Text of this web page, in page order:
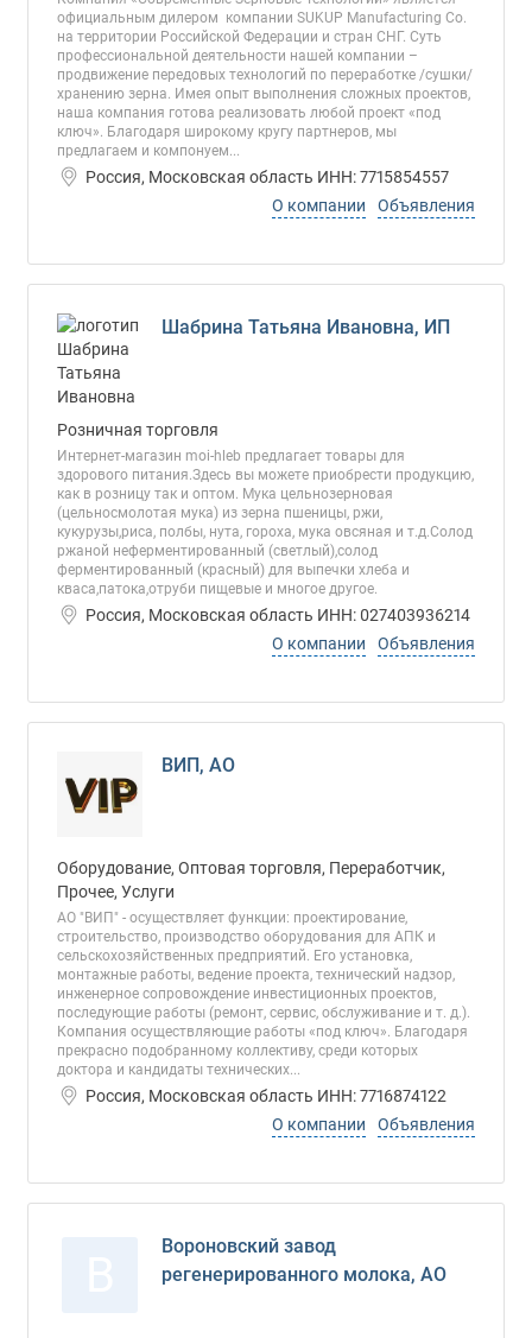
официальным дилером компании SUKUP Manufacturing Co.
на территории Российской Федерации и стран СНГ. Суть
профессиональной деятельности нашей компании –
продвижение передовых технологий по переработке /сушки/
хранению зерна. Имея опыт выполнения сложных проектов,
наша компания готова реализовать любой проект «под
ключ». Благодаря широкому кругу партнеров, мы
предлагаем и компонуем...
Россия, Московская область ИНН: 7715854557
О компании
Объявления
Шабрина Татьяна Ивановна, ИП
Розничная торговля
Интернет-магазин moi-hleb предлагает товары для
здорового питания.Здесь вы можете приобрести продукцию,
как в розницу так и оптом. Мука цельнозерновая
(цельносмолотая мука) из зерна пшеницы, ржи,
кукурузы,риса, полбы, нута, гороха, мука овсяная и т.д.Солод
ржаной неферментированный (светлый),солод
ферментированный (красный) для выпечки хлеба и
кваса,патока,отруби пищевые и многое другое.
Россия, Московская область ИНН: 027403936214
О компании
Объявления
ВИП, АО
Оборудование, Оптовая торговля, Переработчик,
Прочее, Услуги
АО "ВИП" - осуществляет функции: проектирование,
строительство, производство оборудования для АПК и
сельскохозяйственных предприятий. Его установка,
монтажные работы, ведение проекта, технический надзор,
инженерное сопровождение инвестиционных проектов,
последующие работы (ремонт, сервис, обслуживание и т. д.).
Компания осуществляющие работы «под ключ». Благодаря
прекрасно подобранному коллективу, среди которых
доктора и кандидаты технических...
Россия, Московская область ИНН: 7716874122
О компании
Объявления
Вороновский завод
регенерированного молока, АО